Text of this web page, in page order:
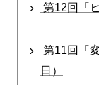
第12回「
第11回「
日）